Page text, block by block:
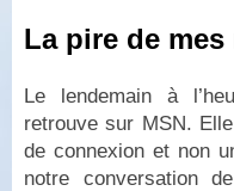
La pire de
Le lendemain à
retrouve sur MSN.
de connexion et non
notre conversation